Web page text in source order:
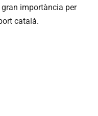
importància per
català.